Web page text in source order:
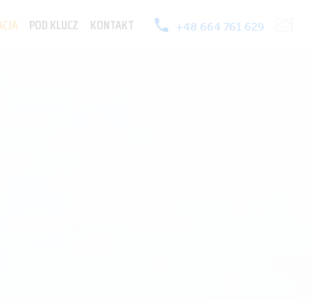
POD KLUCZ KONTAKT +48 664 761 629